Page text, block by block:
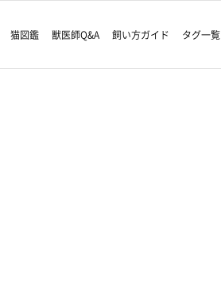
猫図鑑 獣医師Q&A 飼い方ガイド タグ一覧